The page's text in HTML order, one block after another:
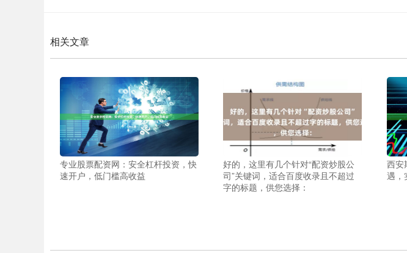
相关文章
专业股票配资网：安全杠杆投资，快
速开户，低门槛高收益
好的，这里有几个针对“配资炒股公
司”关键词，适合百度收录且不超过
字的标题，供您选择：
西安
遇，